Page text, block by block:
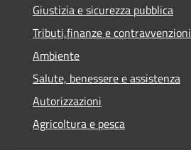
Giustizia e sicurezza pubblica
Tributi,finanze e contravvenzioni
Ambiente
Salute, benessere e assistenza
Autorizzazioni
Agricoltura e pesca